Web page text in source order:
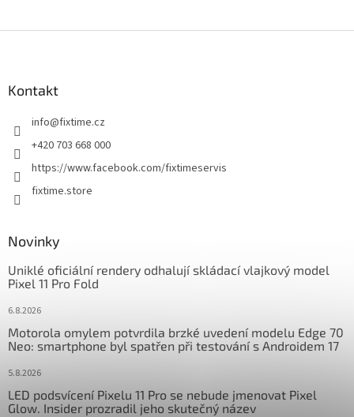
Kontakt
info@fixtime.cz
+420 703 668 000
https://www.facebook.com/fixtimeservis
fixtime.store
Novinky
Uniklé oficiální rendery odhalují skládací vlajkový model
Pixel 11 Pro Fold
6.8.2026
Motorola omylem potvrdila brzké uvedení modelu Edge 70
Neo: smartphone byl spatřen při testování s Androidem 17
5.8.2026
LED podsvícení Pixelu 11 Pro se nebude jmenovat Pixel
Glow. Insider prozradil jeho skutečný název